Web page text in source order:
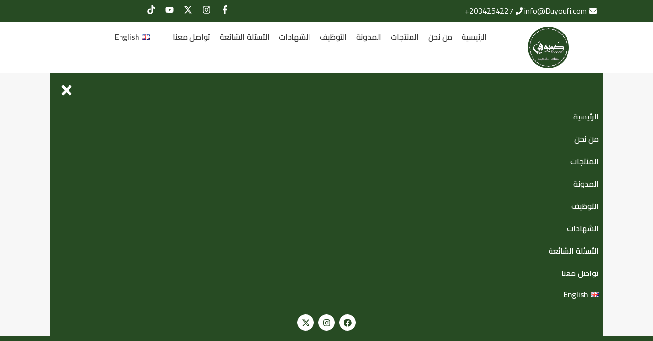
info@Duyoufi.com
2034254227+
الرئيسية
من نحن المنتجات المدونة التوظيف الشهادات الأسئلة الشائعة تواصل معنا English
الرئيسية
من نحن
المنتجات
المدونة
التوظيف
الشهادات
الأسئلة الشائعة
تواصل معنا
English